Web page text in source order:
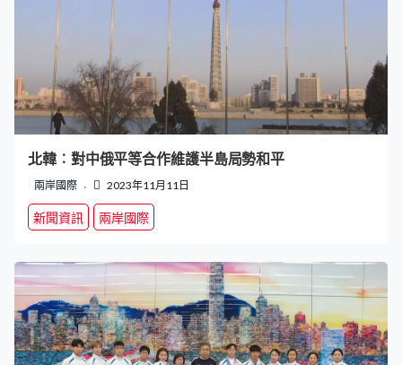
北韓︰對中俄平等合作維護半島局勢和平
兩岸國際 2023年11月11日
新聞資訊 兩岸國際